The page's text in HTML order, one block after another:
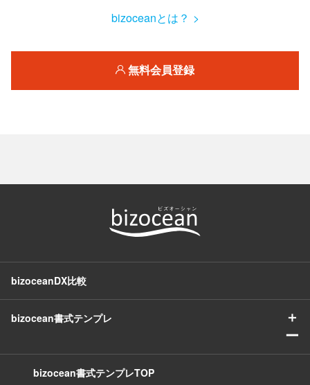
bizoceanとは？ >
無料会員登録
bizoceanDX比較
bizocean書式テンプレ
＋
ー
bizocean書式テンプレTOP